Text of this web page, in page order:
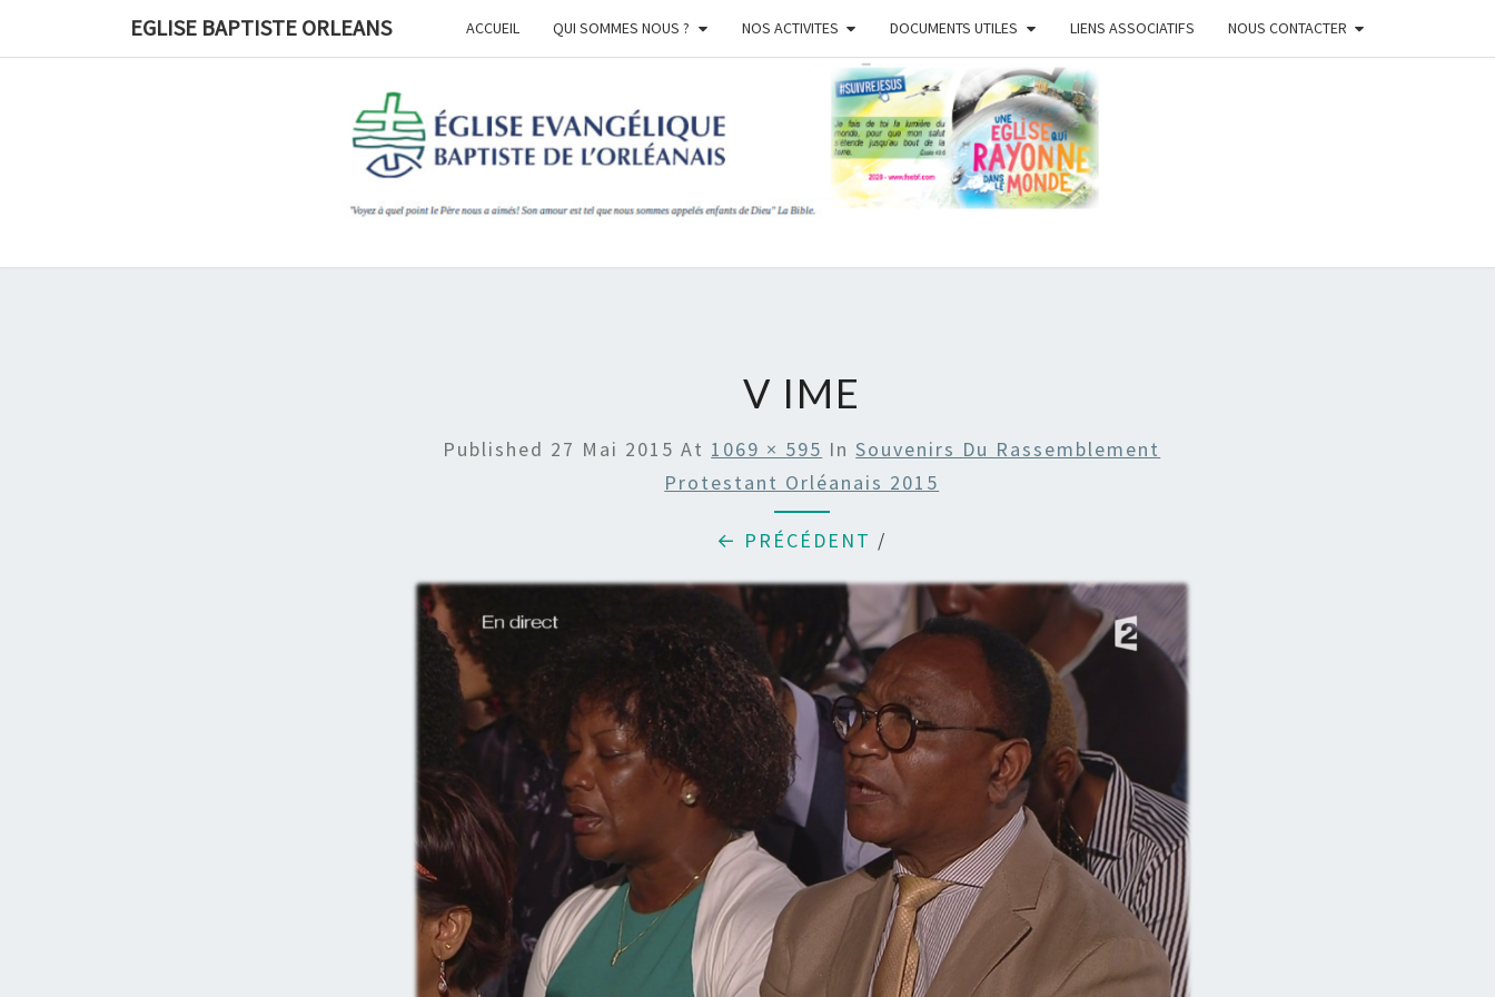
EGLISE BAPTISTE ORLEANS ACCUEIL QUI SOMMES NOUS ? NOS ACTIVITES DOCUMENTS UTILES LIENS ASSOCIATIFS NOUS CONTACTER
EGLISE
BAPTISTE
ORLEANS
V IME
Published 27 Mai 2015 At 1069 × 595 InSouvenirs Du Rassemblement
Protestant Orléanais 2015
← PRÉCÉDENT /